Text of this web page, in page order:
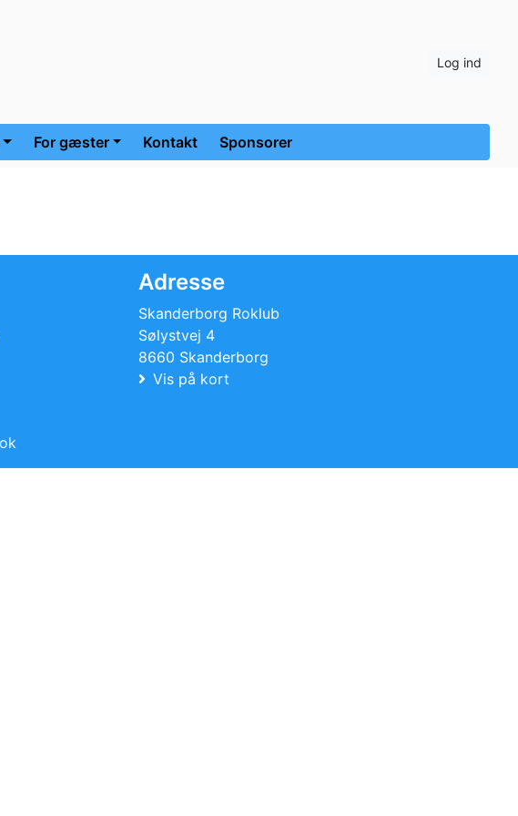
Log ind
For gæster Kontakt Sponsorer
Adresse
Skanderborg Roklub
Sølystvej 4
8660 Skanderborg
Vis på kort